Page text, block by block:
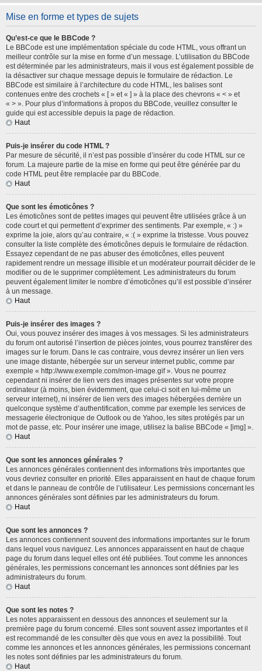
Mise en forme et types de sujets
Qu’est-ce que le BBCode ?
Le BBCode est une implémentation spéciale du code HTML, vous offrant un
meilleur contrôle sur la mise en forme d’un message. L’utilisation du BBCode
est déterminée par les administrateurs, mais il vous est également possible de
la désactiver sur chaque message depuis le formulaire de rédaction. Le
BBCode est similaire à l’architecture du code HTML, les balises sont
contenues entre des crochets « [ » et « ] » à la place des chevrons « < » et
« > ». Pour plus d’informations à propos du BBCode, veuillez consulter le
guide qui est accessible depuis la page de rédaction.
Haut
Puis-je insérer du code HTML ?
Par mesure de sécurité, il n’est pas possible d’insérer du code HTML sur ce
forum. La majeure partie de la mise en forme qui peut être générée par du
code HTML peut être remplacée par du BBCode.
Haut
Que sont les émoticônes ?
Les émoticônes sont de petites images qui peuvent être utilisées grâce à un
code court et qui permettent d’exprimer des sentiments. Par exemple, « :) »
exprime la joie, alors qu’au contraire, « :( » exprime la tristesse. Vous pouvez
consulter la liste complète des émoticônes depuis le formulaire de rédaction.
Essayez cependant de ne pas abuser des émoticônes, elles peuvent
rapidement rendre un message illisible et un modérateur pourrait décider de le
modifier ou de le supprimer complètement. Les administrateurs du forum
peuvent également limiter le nombre d’émoticônes qu’il est possible d’insérer
à un message.
Haut
Puis-je insérer des images ?
Oui, vous pouvez insérer des images à vos messages. Si les administrateurs
du forum ont autorisé l’insertion de pièces jointes, vous pourrez transférer des
images sur le forum. Dans le cas contraire, vous devrez insérer un lien vers
une image distante, hébergée sur un serveur internet public, comme par
exemple « http://www.exemple.com/mon-image.gif ». Vous ne pourrez
cependant ni insérer de lien vers des images présentes sur votre propre
ordinateur (à moins, bien évidemment, que celui-ci soit en lui-même un
serveur internet), ni insérer de lien vers des images hébergées derrière un
quelconque système d’authentification, comme par exemple les services de
messagerie électronique de Outlook ou de Yahoo, les sites protégés par un
mot de passe, etc. Pour insérer une image, utilisez la balise BBCode « [img] ».
Haut
Que sont les annonces générales ?
Les annonces générales contiennent des informations très importantes que
vous devriez consulter en priorité. Elles apparaissent en haut de chaque forum
et dans le panneau de contrôle de l’utilisateur. Les permissions concernant les
annonces générales sont définies par les administrateurs du forum.
Haut
Que sont les annonces ?
Les annonces contiennent souvent des informations importantes sur le forum
dans lequel vous naviguez. Les annonces apparaissent en haut de chaque
page du forum dans lequel elles ont été publiées. Tout comme les annonces
générales, les permissions concernant les annonces sont définies par les
administrateurs du forum.
Haut
Que sont les notes ?
Les notes apparaissent en dessous des annonces et seulement sur la
première page du forum concerné. Elles sont souvent assez importantes et il
est recommandé de les consulter dès que vous en avez la possibilité. Tout
comme les annonces et les annonces générales, les permissions concernant
les notes sont définies par les administrateurs du forum.
Haut